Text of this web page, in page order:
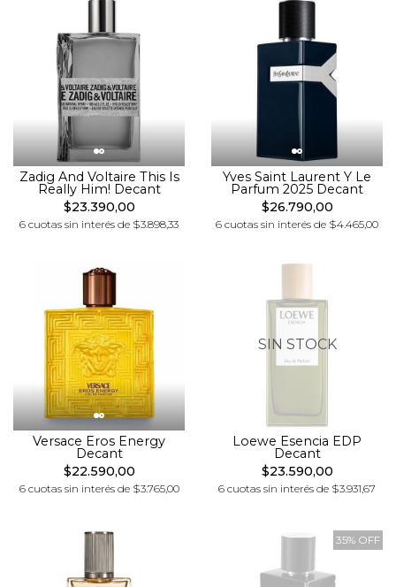
Zadig And Voltaire This Is
Really Him! Decant
$23.390,00
6 cuotas sin interés de $3.898,33
Yves Saint Laurent Y Le
Parfum 2025 Decant
$26.790,00
6 cuotas sin interés de $4.465,00
Versace Eros Energy
Decant
$22.590,00
6 cuotas sin interés de $3.765,00
SIN STOCK
Loewe Esencia EDP
Decant
$23.590,00
6 cuotas sin interés de $3.931,67
35% OFF